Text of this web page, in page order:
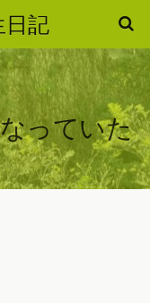
日記
っていた